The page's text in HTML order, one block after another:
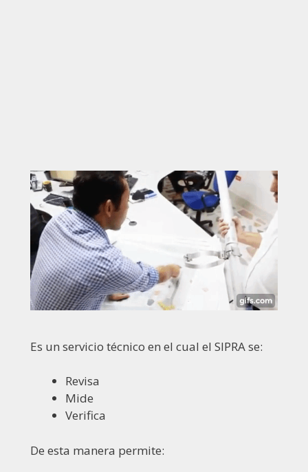
Es un servicio técnico en el cual el SIPRA se:
Revisa
Mide
Verifica
De esta manera permite: